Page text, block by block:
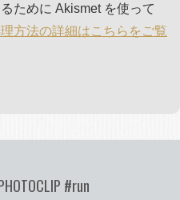
ために Akismet を使って
方法の詳細はこちらをご覧
#run